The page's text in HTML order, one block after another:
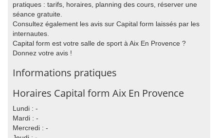
pratiques : tarifs, horaires, planning des cours, réserver une
séance gratuite.
Consultez également les avis sur Capital form laissés par les
internautes.
Capital form est votre salle de sport à Aix En Provence ?
Donnez votre avis !
Informations pratiques
Horaires Capital form Aix En Provence
Lundi : -
Mardi : -
Mercredi : -